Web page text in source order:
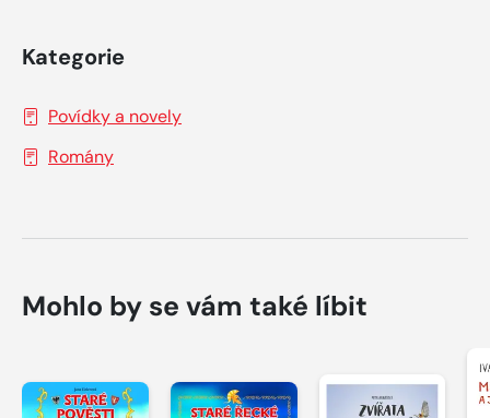
Kategorie
Povídky a novely
Romány
Mohlo by se vám také líbit